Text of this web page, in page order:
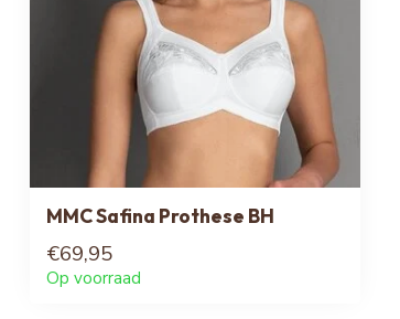
MMC Safina Prothese BH
€69,95
Op voorraad